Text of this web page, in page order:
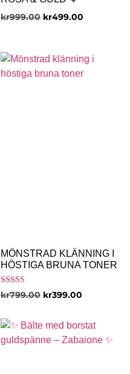
kr999.00 kr499.00
MÖNSTRAD KLÄNNING I
HÖSTIGA BRUNA TONER
Betygsatt
5.00
kr799.00 kr399.00